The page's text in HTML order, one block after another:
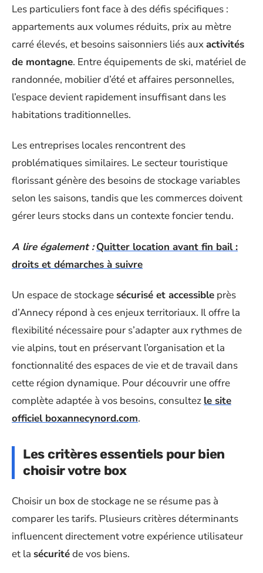
Les particuliers font face à des défis spécifiques :
appartements aux volumes réduits, prix au mètre
carré élevés, et besoins saisonniers liés auxactivités
de montagne. Entre équipements de ski, matériel de
randonnée, mobilier d’été et affaires personnelles,
l’espace devient rapidement insuffisant dans les
habitations traditionnelles.
Les entreprises locales rencontrent des
problématiques similaires. Le secteur touristique
florissant génère des besoins de stockage variables
selon les saisons, tandis que les commerces doivent
gérer leurs stocks dans un contexte foncier tendu.
A lire également : Quitter location avant fin bail :
droits et démarches à suivre
Un espace de stockage sécurisé et accessible près
d’Annecy répond à ces enjeux territoriaux. Il offre la
flexibilité nécessaire pour s’adapter aux rythmes de
vie alpins, tout en préservant l’organisation et la
fonctionnalité des espaces de vie et de travail dans
cette région dynamique. Pour découvrir une offre
complète adaptée à vos besoins, consultez le site
officiel boxannecynord.com.
Les critères essentiels pour bien
choisir votre box
Choisir un box de stockage ne se résume pas à
comparer les tarifs. Plusieurs critères déterminants
influencent directement votre expérience utilisateur
et la sécuritéde vos biens.